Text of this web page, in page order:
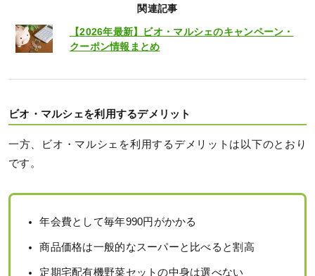
関連記事
【2026年最新】ビオ・マルシェのキャンペーン・
クーポン情報まとめ
ビオ・マルシェを利用するデメリット
一方、ビオ・マルシェを利用するデメリットは以下のとおり
です。
年会費として毎年990円がかかる
商品価格は一般的なスーパーと比べると割高
定期宅配有機野菜セットの中身は選べない